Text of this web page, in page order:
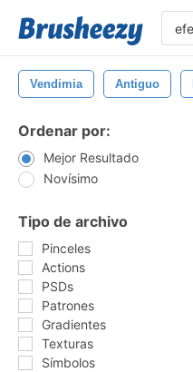
Vendimia Antiguo
Ordenar por:
Mejor Resultado
Novísimo
Tipo de archivo
Pinceles
Actions
PSDs
Patrones
Gradientes
Texturas
Símbolos